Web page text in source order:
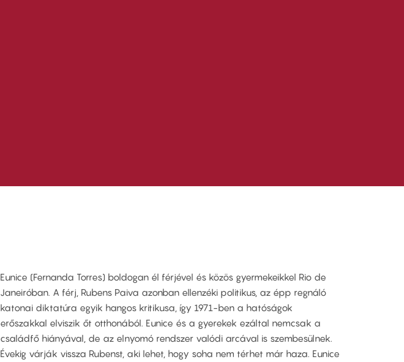
Eunice (Fernanda Torres) boldogan él férjével és közös gyermekeikkel Rio de
Janeiróban. A férj, Rubens Paiva azonban ellenzéki politikus, az épp regnáló
katonai diktatúra egyik hangos kritikusa, így 1971-ben a hatóságok
erőszakkal elviszik őt otthonából. Eunice és a gyerekek ezáltal nemcsak a
családfő hiányával, de az elnyomó rendszer valódi arcával is szembesülnek.
Évekig várják vissza Rubenst, aki lehet, hogy soha nem térhet már haza. Eunice